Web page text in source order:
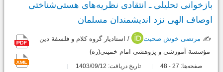
بازخوانی تحلیلی ـ انتقادی نظریه‌های هستی‌شناختی
اوصاف الهی نزد اندیشمندان مسلمان
✍️ مرتضی خوش صحبت
/ استادیار گروه کلام و فلسفة دین
مؤسسة آموزشی و پژوهشی امام خمینی(ره)
صفحه‌ها: 27
-
تاریخ دریافت: 1403/09/12